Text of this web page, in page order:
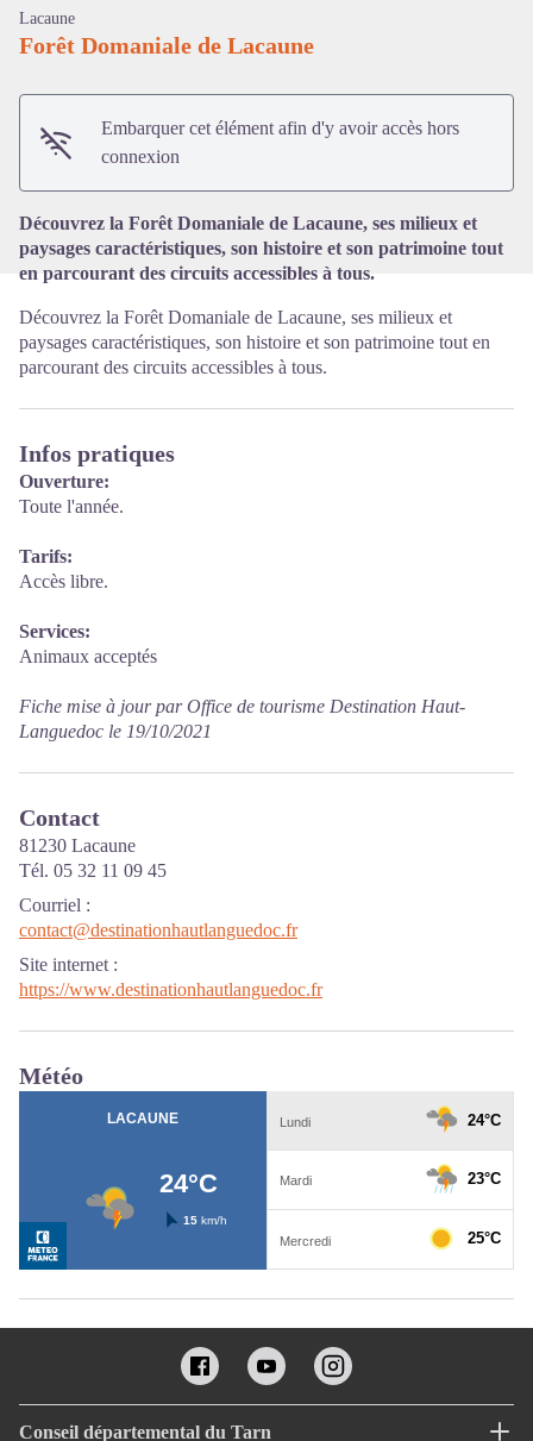
Lacaune
Forêt Domaniale de Lacaune
Embarquer cet élément afin d'y avoir accès hors
connexion
Découvrez la Forêt Domaniale de Lacaune, ses milieux et
paysages caractéristiques, son histoire et son patrimoine tout
en parcourant des circuits accessibles à tous.
Découvrez la Forêt Domaniale de Lacaune, ses milieux et
paysages caractéristiques, son histoire et son patrimoine tout en
parcourant des circuits accessibles à tous.
Infos pratiques
Ouverture:
Toute l'année.
Tarifs:
Accès libre.
Services:
Animaux acceptés
Fiche mise à jour par Office de tourisme Destination Haut-
Languedoc le 19/10/2021
Contact
81230 Lacaune
Tél. 05 32 11 09 45
Courriel :
contact@destinationhautlanguedoc.fr
Site internet :
https://www.destinationhautlanguedoc.fr
Météo
Conseil départemental du Tarn